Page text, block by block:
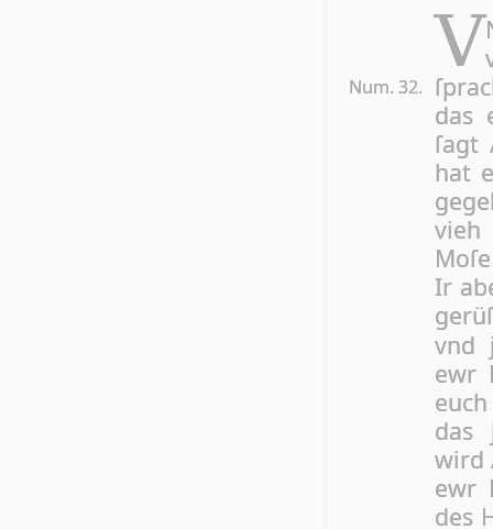
Num. 32.
V
das
hat
vieh
Ir
vnd
ewr
das
wird
ewr
des